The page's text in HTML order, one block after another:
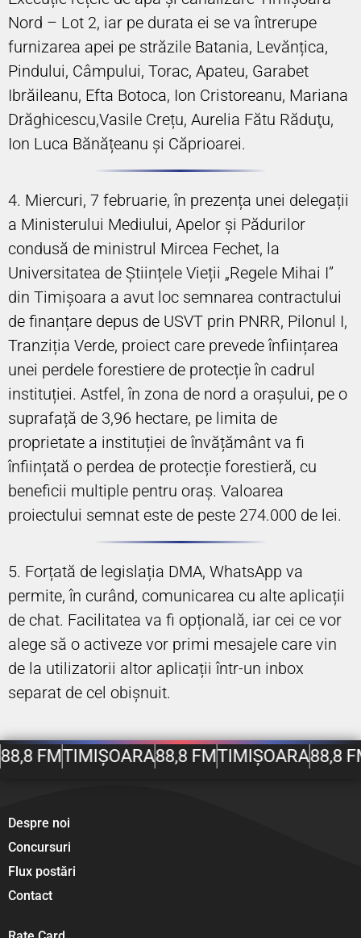
Nord – Lot 2, iar pe durata ei se va întrerupe
furnizarea apei pe străzile Batania, Levănțica,
Pindului, Câmpului, Torac, Apateu, Garabet
Ibrăileanu, Efta Botoca, Ion Cristoreanu, Mariana
Drăghicescu,Vasile Crețu, Aurelia Fătu Răduţu,
Ion Luca Bănățeanu și Căprioarei.
4. Miercuri, 7 februarie, în prezența unei delegații
a Ministerului Mediului, Apelor și Pădurilor
condusă de ministrul Mircea Fechet, la
Universitatea de Științele Vieții „Regele Mihai I”
din Timișoara a avut loc semnarea contractului
de finanțare depus de USVT prin PNRR, Pilonul I,
Tranziția Verde, proiect care prevede înființarea
unei perdele forestiere de protecție în cadrul
instituției. Astfel, în zona de nord a orașului, pe o
suprafață de 3,96 hectare, pe limita de
proprietate a instituției de învățământ va fi
înființată o perdea de protecție forestieră, cu
beneficii multiple pentru oraș. Valoarea
proiectului semnat este de peste 274.000 de lei.
5. Forțată de legislația DMA, WhatsApp va
permite, în curând, comunicarea cu alte aplicații
de chat. Facilitatea va fi opțională, iar cei ce vor
alege să o activeze vor primi mesajele care vin
de la utilizatorii altor aplicații într-un inbox
separat de cel obișnuit.
FMTIMIȘOARA88,8 FMTIMIȘOARA88,8
Despre noi
Concursuri
Flux postări
Contact